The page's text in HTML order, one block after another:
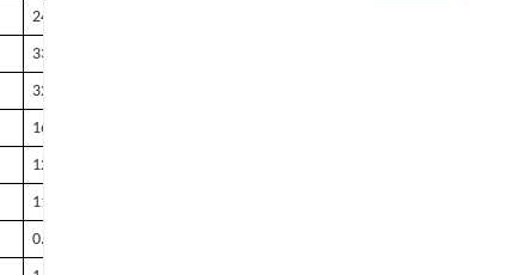
24.4
33
32.61
16
12
11.73
0.8